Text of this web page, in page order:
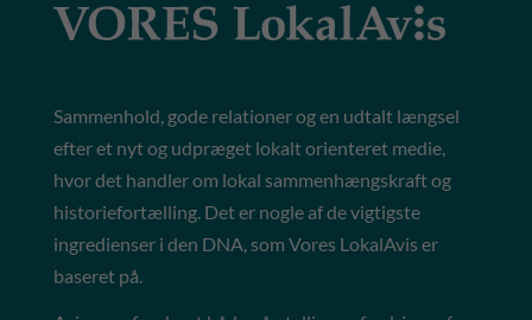
Sammenhold, gode relationer og en udtalt længsel
efter et nyt og udpræget lokalt orienteret medie,
hvor det handler om lokal sammenhængskraft og
historiefortælling. Det er nogle af de vigtigste
ingredienser i den DNA, som Vores LokalAvis er
baseret på.